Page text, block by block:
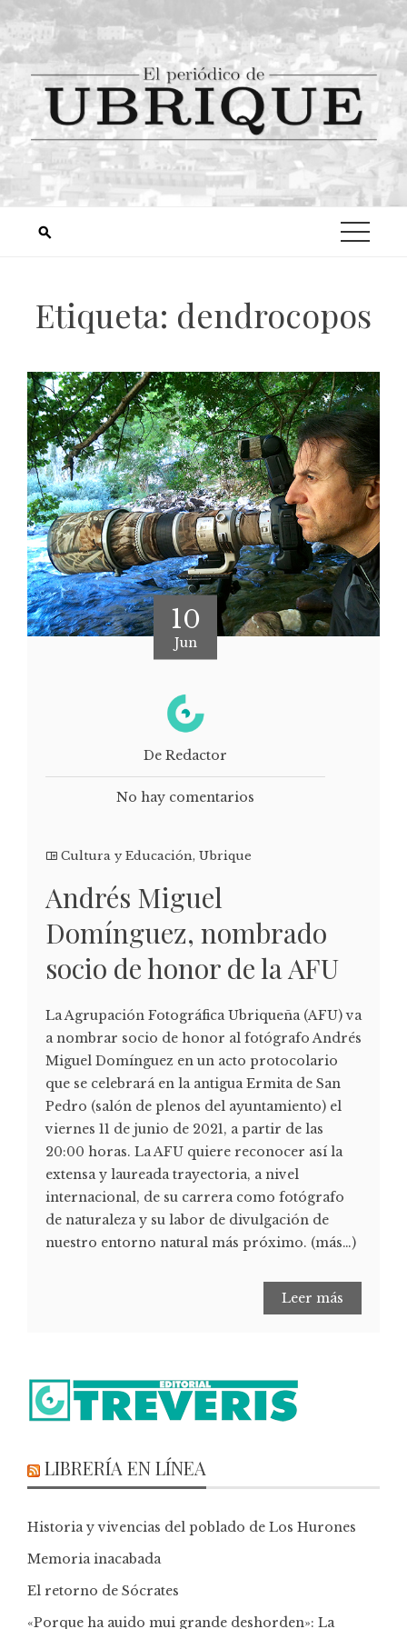
Etiqueta: dendrocopos
10
Jun
De Redactor
No hay comentarios
Cultura y Educación, Ubrique
Andrés Miguel
Domínguez, nombrado
socio de honor de la AFU
La Agrupación Fotográfica Ubriqueña (AFU) va
a nombrar socio de honor al fotógrafo Andrés
Miguel Domínguez en un acto protocolario
que se celebrará en la antigua Ermita de San
Pedro (salón de plenos del ayuntamiento) el
viernes 11 de junio de 2021, a partir de las
20:00 horas. La AFU quiere reconocer así la
extensa y laureada trayectoria, a nivel
internacional, de su carrera como fotógrafo
de naturaleza y su labor de divulgación de
nuestro entorno natural más próximo. (más…)
Leer más
LIBRERÍA EN LÍNEA
Historia y vivencias del poblado de Los Hurones
Memoria inacabada
El retorno de Sócrates
«Porque ha auido mui grande deshorden»: La